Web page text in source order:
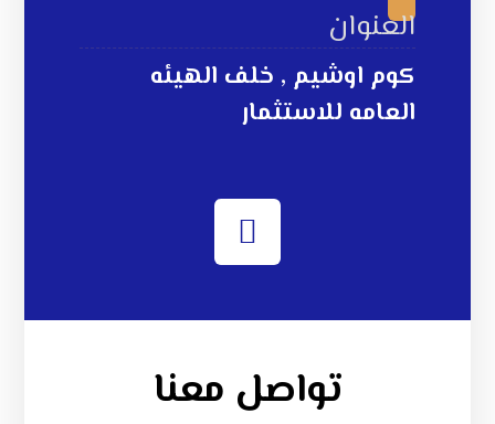
العنوان
كوم اوشيم , خلف الهيئه
العامه للاستثمار
تواصل معنا